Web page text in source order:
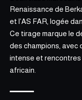
Renaissance de
et l’AS FAR, logée
Ce tirage marque le
des champions,
intense et
africain.